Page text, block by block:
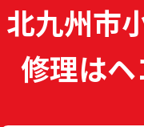
北九州市
修理はヘ